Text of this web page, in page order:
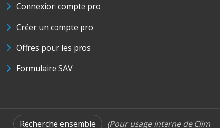
Connexion compte pro
Créer un compte pro
Offres pour les pros
Formulaire SAV
Recherche ensemble (Pour usage interne de Clim